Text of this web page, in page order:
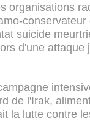
organisations
conservateur
suicide
d'une attaque
de l'Irak,
la lutte contre